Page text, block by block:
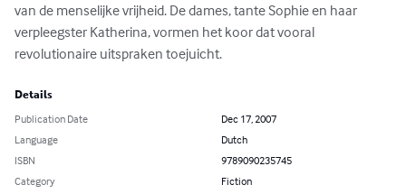
van de menselijke vrijheid. De dames, tante Sophie en haar
verpleegster Katherina, vormen het koor dat vooral
revolutionaire uitspraken toejuicht.
Details
Publication Date
Dec 17, 2007
Language
Dutch
ISBN
9789090235745
Category
Fiction